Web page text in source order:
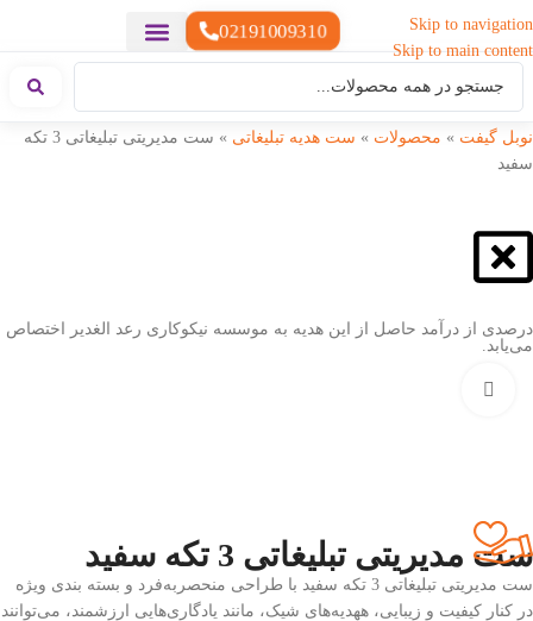
Skip to navigation
Skip to main content
02191009310
نوبل گیفت » محصولات » ست هدیه تبلیغاتی »
ست مدیریتی تبلیغاتی 3 تکه
سفید
درصدی از درآمد حاصل از این هدیه به موسسه نیکوکاری رعد الغدیر اختصاص
می‌یابد.
ست مدیریتی تبلیغاتی 3 تکه سفید
ست مدیریتی تبلیغاتی 3 تکه سفید با طراحی منحصربه‌فرد و بسته بندی ویژه
در کنار کیفیت و زیبایی، ههدیه‌های شیک، مانند یادگاری‌هایی ارزشمند، می‌توانند